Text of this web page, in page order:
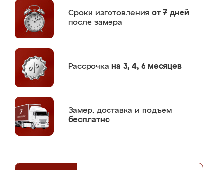
Сроки изготовления от 7 дней
после замера
Рассрочка на 3, 4, 6 месяцев
Замер, доставка и подъем
бесплатно